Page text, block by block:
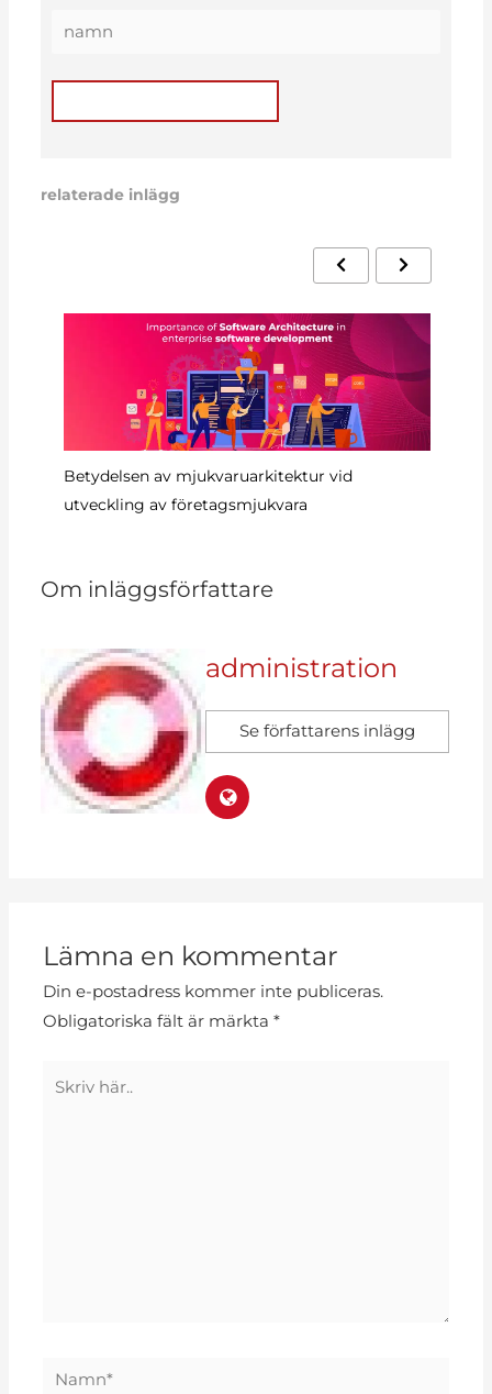
relaterade inlägg
Betydelsen av mjukvaruarkitektur vid
utveckling av företagsmjukvara
Om inläggsförfattare
administration
Se författarens inlägg
Lämna en kommentar
Din e-postadress kommer inte publiceras.
Obligatoriska fält är märkta*